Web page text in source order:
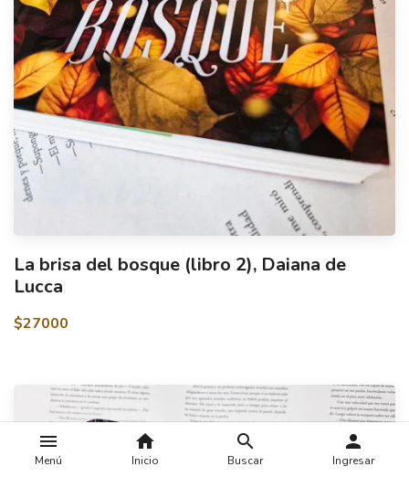
menu
Menú
home
Inicio
search
Buscar
person
Ingresar
La brisa del bosque (libro 2), Daiana de
Lucca
$27000